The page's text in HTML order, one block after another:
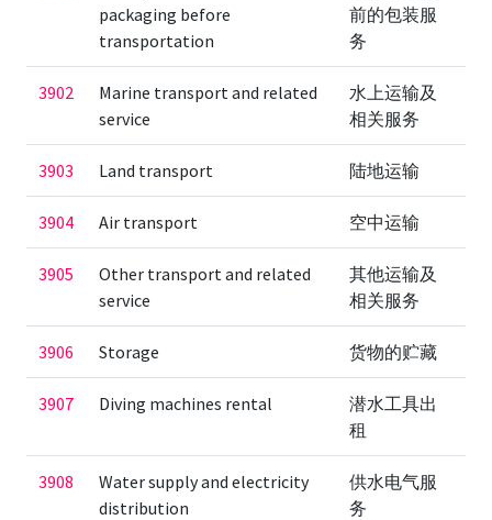
packaging before
transportation
前的包装服
务
3902
Marine transport and related
service
水上运输及
相关服务
3903 Land transport 陆地运输
3904 Air transport 空中运输
3905
Other transport and related
service
其他运输及
相关服务
3906 Storage 货物的贮藏
3907 Diving machines rental
潜水工具出
租
3908
Water supply and electricity
distribution
供水电气服
务